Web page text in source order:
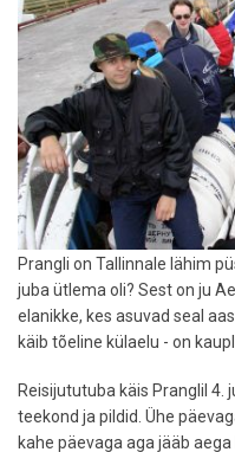
Prangli on Tallinnale lähim
juba ütlema oli? Sest on ju
elanikke, kes asuvad seal
käib tõeline külaelu - on
Reisijututuba käis Pranglil 4.
teekond ja pildid. Ühe
kahe päevaga aga jääb